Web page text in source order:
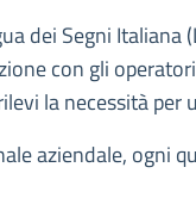
dei Segni Italiana
con gli
la necessità per
aziendale, ogni